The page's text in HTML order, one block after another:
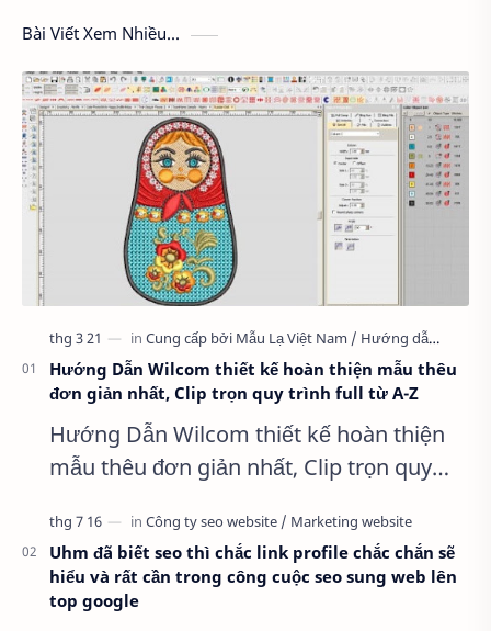
Bài Viết Xem Nhiều...
Hướng Dẫn Wilcom thiết kế hoàn thiện mẫu thêu
đơn giản nhất, Clip trọn quy trình full từ A-Z
Hướng Dẫn Wilcom thiết kế hoàn thiện
mẫu thêu đơn giản nhất, Clip trọn quy
thuật mới vào nghề, clip thực hành t…
Uhm đã biết seo thì chắc link profile chắc chắn sẽ
hiểu và rất cần trong công cuộc seo sung web lên
top google